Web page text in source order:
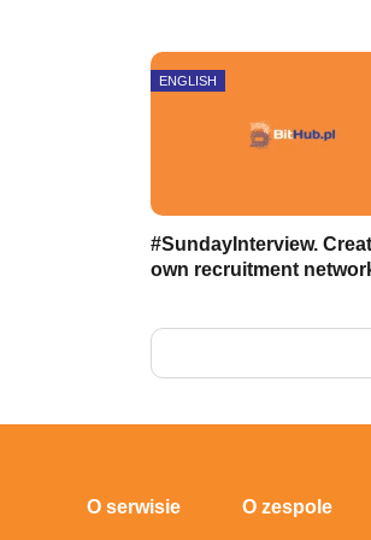
ENGLISH
#SundayInterview.
own recruitment
O serwisie O zespole